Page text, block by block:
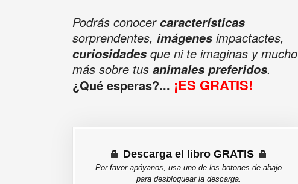
Podrás conocercaracterísticas
sorprendentes, imágenesimpactactes,
curiosidadesque ni te imaginas y mucho
más sobre tus animales preferidos.
¿Qué esperas?... ¡ES GRATIS!
Descarga el libro GRATIS
Por favor apóyanos, usa uno de los botones de abajo
para desbloquear la descarga.